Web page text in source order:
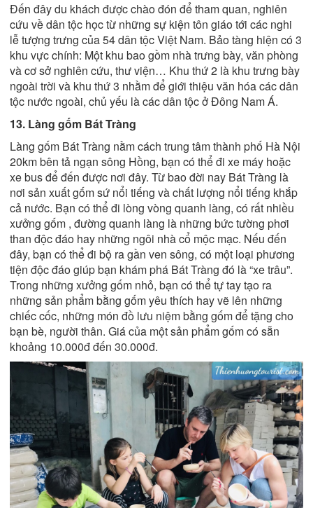
Đến đây du khách được chào đón để tham quan, nghiên
cứu về dân tộc học từ những sự kiện tôn giáo tới các nghi
lễ tượng trưng của 54 dân tộc Việt Nam. Bảo tàng hiện có 3
khu vực chính: Một khu bao gồm nhà trưng bày, văn phòng
và cơ sở nghiên cứu, thư viện… Khu thứ 2 là khu trưng bày
ngoài trời và khu thứ 3 nhằm để giới thiệu văn hóa các dân
tộc nước ngoài, chủ yếu là các dân tộc ở Đông Nam Á.
13. Làng gốm Bát Tràng
Làng gốm Bát Tràng nằm cách trung tâm thành phố Hà Nội
20km bên tả ngạn sông Hồng, bạn có thể đi xe máy hoặc
xe bus để đến được nơi đây. Từ bao đời nay Bát Tràng là
nơi sản xuất gốm sứ nổi tiếng và chất lượng nổi tiếng khắp
cả nước. Bạn có thể đi lòng vòng quanh làng, có rất nhiều
xưởng gốm , đường quanh làng là những bức tường phơi
than độc đáo hay những ngôi nhà cổ mộc mạc. Nếu đến
đây, bạn có thể đi bộ ra gần ven sông, có một loại phương
tiện độc đáo giúp bạn khám phá Bát Tràng đó là “xe trâu”.
Trong những xưởng gốm nhỏ, bạn có thể tự tay tạo ra
những sản phẩm bằng gốm yêu thích hay vẽ lên những
chiếc cốc, những món đồ lưu niệm bằng gốm để tặng cho
bạn bè, người thân. Giá của một sản phẩm gốm có sẵn
khoảng 10.000đ đến 30.000đ.